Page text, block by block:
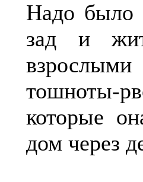
Надо было
зад и
тошноты-
которые
дом через